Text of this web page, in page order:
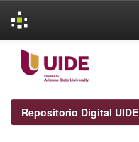
navigation
Repositorio Digital UIDE